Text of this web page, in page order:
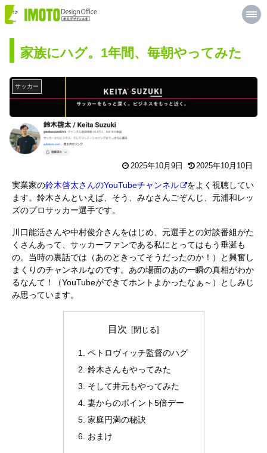
井
デ
ン
工
房
家族にハグ。1年間、毎朝やってみた
サッカー
2025年10月9日 2025年10月10日
実業家の鈴木啓太さんのYouTubeチャンネル
をよく視聴してい
ます。鈴木さんといえば、そう、みなさんごぞんじ、元浦和レッ
ズのプロサッカー選手です。
川口能活さんや中村俊介さんをはじめ、元選手との対談番組がた
くさんあって、サッカーファンである私にとってはもう垂涎も
の。当時の裏話では（あのときってそうだったのか！）と興奮し
まくりのチャンネルなのです。あの場面のあの一瞬の真相がわか
るなんて！（YouTubeができてホントよかったなぁ～）としみじ
み思っています。
目次
ペトロヴィッチ監督のハグ
鈴木さんもやってみた
そして井元もやってみた
妻からのポイント5倍デー
家庭円満の秘訣
おまけ